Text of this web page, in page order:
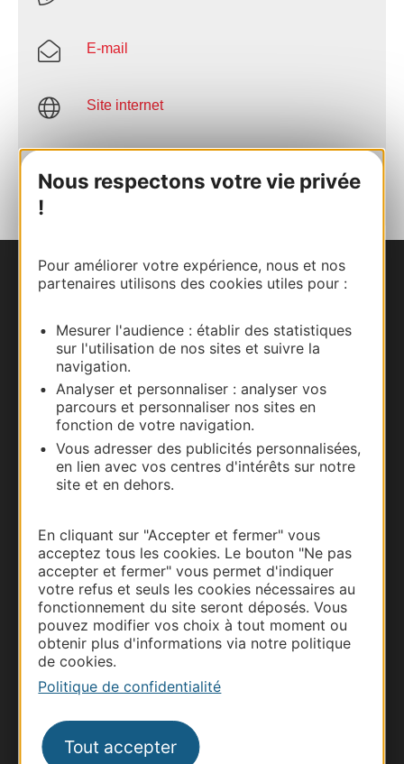
Nous respectons votre vie privée
!
Pour améliorer votre expérience, nous et nos
partenaires utilisons des cookies utiles pour :
Mesurer l'audience : établir des statistiques
sur l'utilisation de nos sites et suivre la
navigation.
Analyser et personnaliser : analyser vos
parcours et personnaliser nos sites en
fonction de votre navigation.
Vous adresser des publicités personnalisées,
en lien avec vos centres d'intérêts sur notre
site et en dehors.
En cliquant sur "Accepter et fermer" vous
acceptez tous les cookies. Le bouton "Ne pas
accepter et fermer" vous permet d'indiquer
votre refus et seuls les cookies nécessaires au
fonctionnement du site seront déposés. Vous
pouvez modifier vos choix à tout moment ou
obtenir plus d'informations via notre politique
de cookies.
Politique de confidentialité
Tout accepter
E-mail
Site internet
Nous contacter
Carte interactive
Documentation
Thermalisme
Business/Mice
Pros d'Occitanie
Site presse et d'influence
Voyagistes
Destination Sport
Inscrivez-vous à la lettre d'information